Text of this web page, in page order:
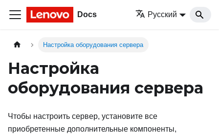
Docs Русский
Настройка оборудования сервера
Настройка
оборудования сервера
Чтобы настроить сервер, установите все
приобретенные дополнительные компоненты,